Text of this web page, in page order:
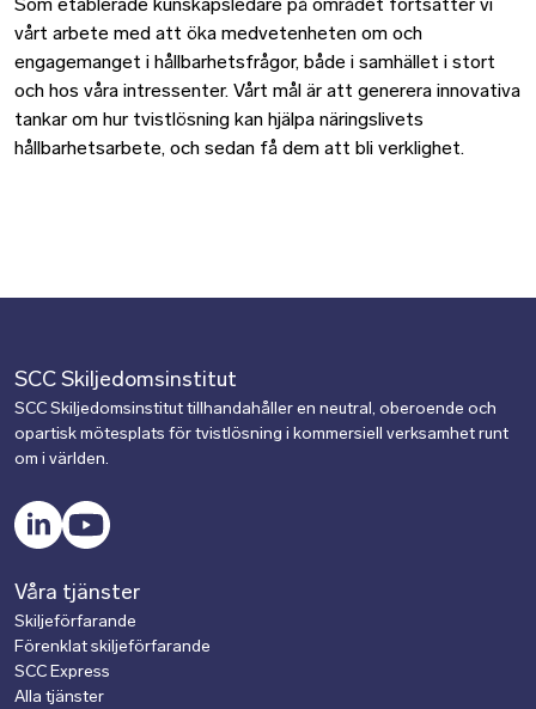
Som etablerade kunskapsledare på området fortsätter vi
vårt arbete med att öka medvetenheten om och
engagemanget i hållbarhetsfrågor, både i samhället i stort
och hos våra intressenter. Vårt mål är att generera innovativa
tankar om hur tvistlösning kan hjälpa näringslivets
hållbarhetsarbete, och sedan få dem att bli verklighet.
SCC Skiljedomsinstitut
SCC Skiljedomsinstitut tillhandahåller en neutral, oberoende och
opartisk mötesplats för tvistlösning i kommersiell verksamhet runt
om i världen.
LinkedInYouTube
Våra tjänster
Skiljeförfarande
Förenklat skiljeförfarande
SCC Express
Alla tjänster